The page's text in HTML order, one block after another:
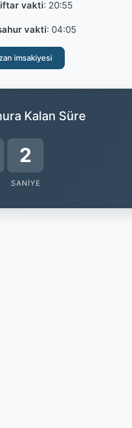
iftar vakti: 20:55
vakti: 04:05
imsakiyesi
Kalan Süre
1
SANIYE